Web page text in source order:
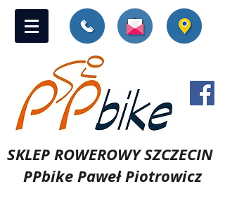
SKLEP ROWEROWY SZCZECIN
PPbike Paweł Piotrowicz